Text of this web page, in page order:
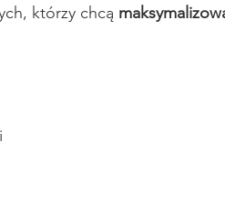
którzy chcą